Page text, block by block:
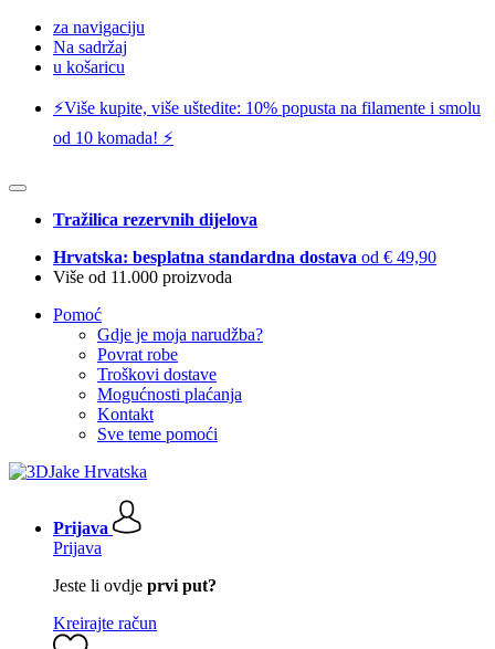
za navigaciju
Na sadržaj
u košaricu
⚡️Više kupite, više uštedite: 10% popusta na filamente i smolu
od 10 komada! ⚡️
Tražilica rezervnih dijelova
Hrvatska: besplatna standardna dostava od € 49,90
Više od 11.000 proizvoda
Pomoć
Gdje je moja narudžba?
Povrat robe
Troškovi dostave
Mogućnosti plaćanja
Kontakt
Sve teme pomoći
Prijava
Prijava
Jeste li ovdje prvi put?
Kreirajte račun